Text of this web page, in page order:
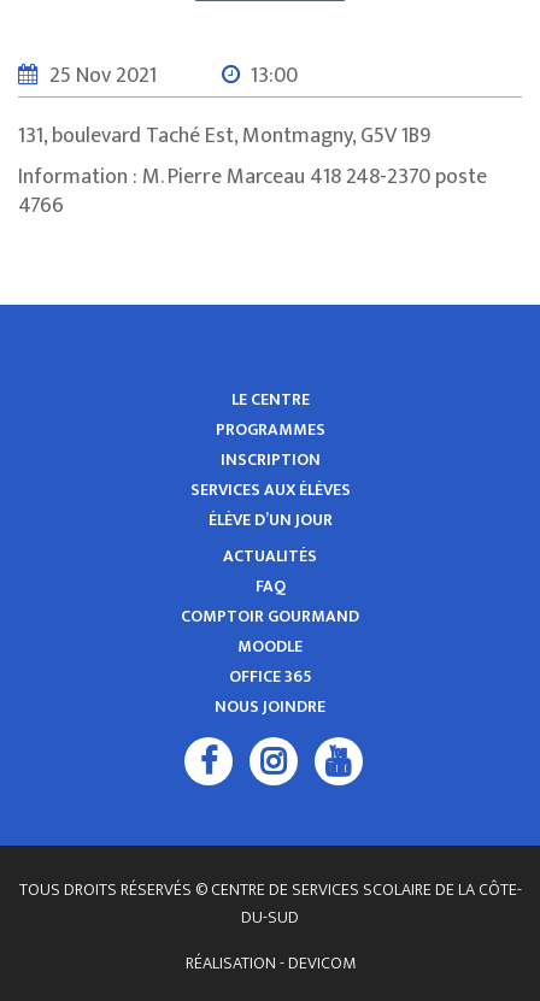
25 Nov 2021
13:00
131, boulevard Taché Est, Montmagny, G5V 1B9
Information : M. Pierre Marceau 418 248-2370 poste
4766
LE CENTRE
PROGRAMMES
INSCRIPTION
SERVICES AUX ÉLÈVES
ÉLÈVE D’UN JOUR
ACTUALITÉS
FAQ
COMPTOIR GOURMAND
MOODLE
OFFICE 365
NOUS JOINDRE
TOUS DROITS RÉSERVÉS © CENTRE DE SERVICES SCOLAIRE DE LA CÔTE-
DU-SUD
RÉALISATION -DEVICOM